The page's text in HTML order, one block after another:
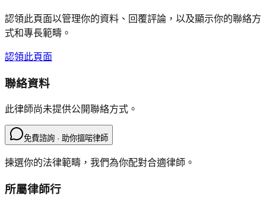
認領此頁面以管理你的資料、回覆評論，以及顯示你的聯絡方
式和專長範疇。
認領此頁面
聯絡資料
此律師尚未提供公開聯絡方式。
免費諮詢 · 助你搵啱律師
揀選你的法律範疇，我們為你配對合適律師。
所屬律師行